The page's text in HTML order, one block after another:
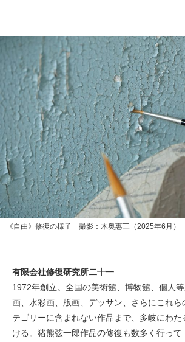
《自由》修復の様子 撮影：木奥惠三（2025年6月）
有限会社修復研究所二十一
1972年創立。全国の美術館、博物館、個人
画、水彩画、版画、デッサン、さらにこれら
テゴリーに含まれない作品まで、多岐にわ
ける。猪熊弦一郎作品の修復も数多く行って